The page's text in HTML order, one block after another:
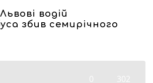
водій
збив семирічного
0 302